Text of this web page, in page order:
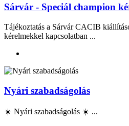
Sárvár - Speciál champion
Tájékoztatás a Sárvár CACIB
kérelmekkel kapcsolatban ...
Nyári szabadságolás
☀️ Nyári szabadságolás ☀️ ...